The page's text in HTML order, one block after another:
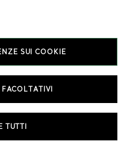
SUI COOKIE
TUTTI